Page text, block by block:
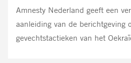
Amnesty Nederland geeft een
aanleiding van de berichtgeving
gevechtstactieken van het